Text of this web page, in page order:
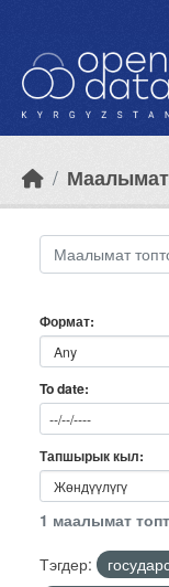
Формат
To date
Тапшырык кыл
1 маалымат
Тэгдер: